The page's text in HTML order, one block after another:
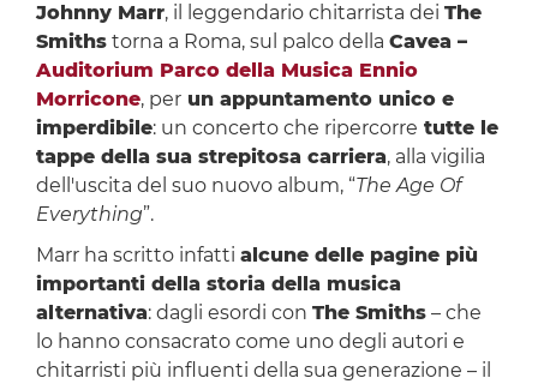
Johnny Marr, il leggendario chitarrista dei The
Smithstorna a Roma, sul palco della Cavea –
Auditorium Parco della Musica Ennio
Morricone, perun appuntamento unico e
imperdibile: un concerto che ripercorre tutte le
tappe della sua strepitosa carriera, alla vigilia
dell'uscita del suo nuovo album, “The Age Of
Everything”.
Marr ha scritto infatti alcune delle pagine più
importanti della storia della musica
alternativa: dagli esordi con The Smiths– che
lo hanno consacrato come uno degli autori e
chitarristi più influenti della sua generazione – il